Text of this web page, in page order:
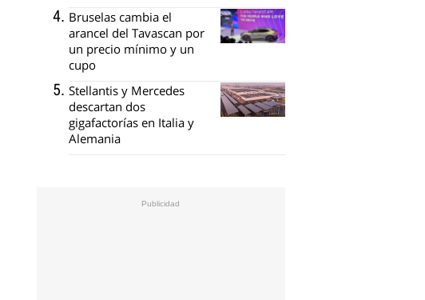
Bruselas cambia el
arancel del Tavascan por
un precio mínimo y un
cupo
Stellantis y Mercedes
descartan dos
gigafactorías en Italia y
Alemania